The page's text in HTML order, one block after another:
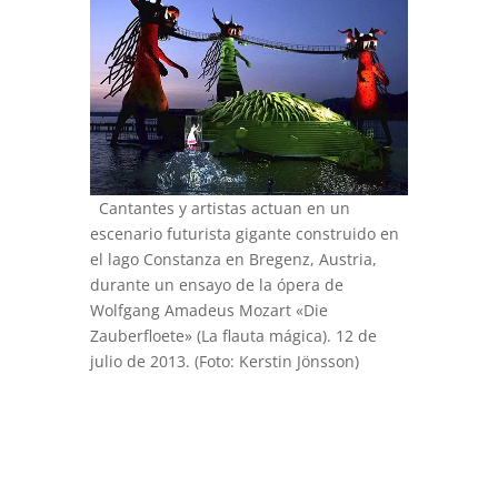
Cantantes y artistas actuan en un
escenario futurista gigante construido en
el lago Constanza en Bregenz, Austria,
durante un ensayo de la ópera de
Wolfgang Amadeus Mozart «Die
Zauberfloete» (La flauta mágica). 12 de
julio de 2013. (Foto: Kerstin Jönsson)